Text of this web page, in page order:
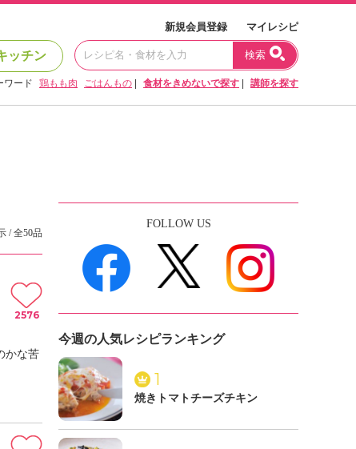
新規会員登録 マイレシピ
ッチン 検索
ワード 鶏もも肉 ごはんもの 食材をきめないで探す 講師を探す
/ 全50品
かな苦
2576
FOLLOW US
今週の人気レシピランキング
1
焼きトマトチーズチキン